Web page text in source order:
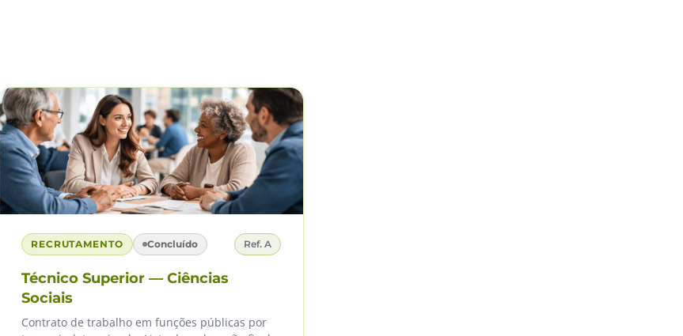
RECRUTAMENTO Concluído Ref. A
Técnico Superior — Ciências
Sociais
Contrato de trabalho em funções públicas por